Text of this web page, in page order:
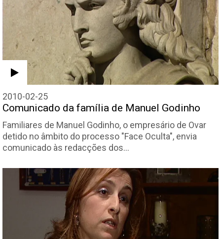
2010-02-25
Comunicado da família de Manuel Godinho
Familiares de Manuel Godinho, o empresário de Ovar
detido no âmbito do processo "Face Oculta", envia
comunicado às redacções dos…